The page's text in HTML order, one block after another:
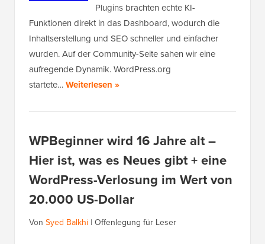
Plugins brachten echte KI-
Funktionen direkt in das Dashboard, wodurch die
Inhaltserstellung und SEO schneller und einfacher
wurden. Auf der Community-Seite sahen wir eine
aufregende Dynamik. WordPress.org
startete…Weiterlesen »
WPBeginner wird 16 Jahre alt –
Hier ist, was es Neues gibt + eine
WordPress-Verlosung im Wert von
20.000 US-Dollar
Von Syed Balkhi | Offenlegung für Leser